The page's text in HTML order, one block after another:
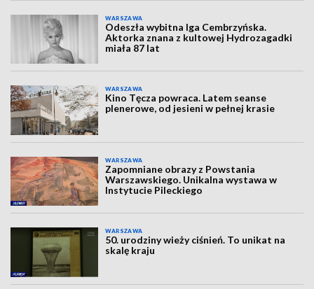
WARSZAWA
Odeszła wybitna Iga Cembrzyńska.
Aktorka znana z kultowej Hydrozagadki
miała 87 lat
WARSZAWA
Kino Tęcza powraca. Latem seanse
plenerowe, od jesieni w pełnej krasie
WARSZAWA
Zapomniane obrazy z Powstania
Warszawskiego. Unikalna wystawa w
Instytucie Pileckiego
WARSZAWA
50. urodziny wieży ciśnień. To unikat na
skalę kraju